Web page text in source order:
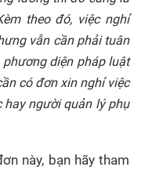
theo đó, việc nghỉ
vẫn cần phải tuân
diện pháp luật
có đơn xin nghỉ việc
người quản lý phụ
này, bạn hãy tham